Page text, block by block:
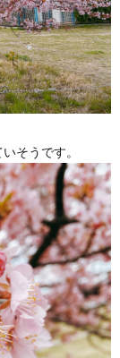
そうです。